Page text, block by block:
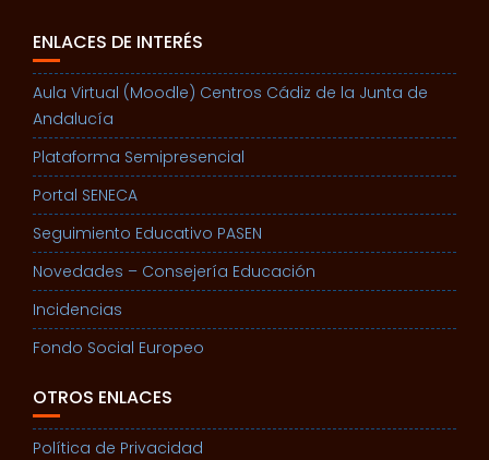
ENLACES DE INTERÉS
Aula Virtual (Moodle) Centros Cádiz de la Junta de
Andalucía
Plataforma Semipresencial
Portal SENECA
Seguimiento Educativo PASEN
Novedades – Consejería Educación
Incidencias
Fondo Social Europeo
OTROS ENLACES
Política de Privacidad